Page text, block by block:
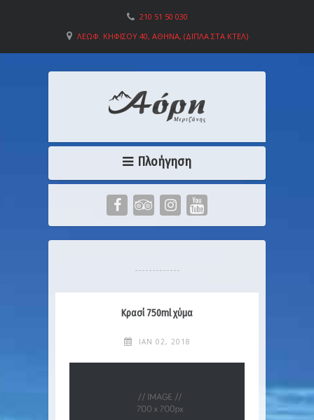
210 51 50 030
ΛΕΩΦ. ΚΗΦΙΣΟΎ 40, ΑΘΉΝΑ, (ΔΊΠΛΑ ΣΤΑ ΚΤΕΛ)
Πλοήγηση
Κρασί 750ml χύμα
ΙΑΝ 02, 2018